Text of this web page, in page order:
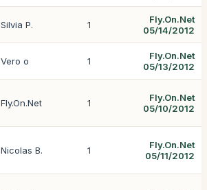
Silvia P. 1
Fly.On.Net
05/14/2012
Vero o 1
Fly.On.Net
05/13/2012
Fly.On.Net 1
Fly.On.Net
05/10/2012
Nicolas B. 1
Fly.On.Net
05/11/2012